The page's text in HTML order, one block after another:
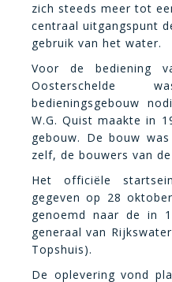
zich steeds meer tot
centraal uitgangspunt
gebruik van het water.
Voor de bediening
Oosterschelde
bedieningsgebouw
W.G. Quist maakte in
gebouw. De bouw
zelf, de bouwers van
Het officiële
gegeven op 28
genoemd naar de in
generaal van
Topshuis).
De oplevering vond